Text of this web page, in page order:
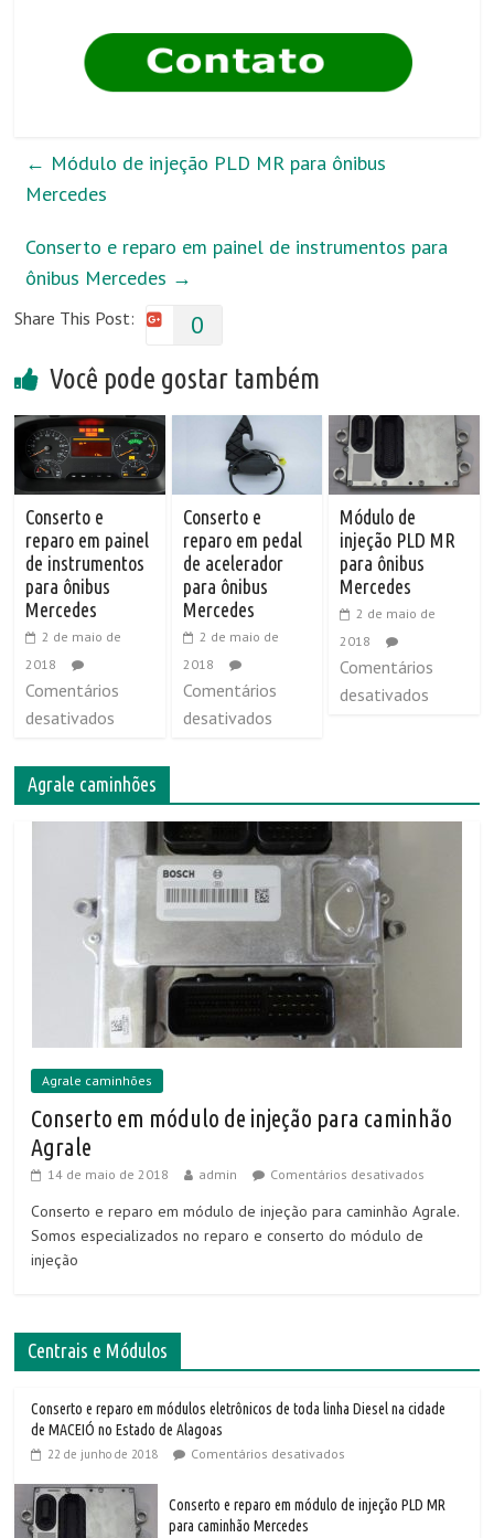
← Módulo de injeção PLD MR para ônibus
Mercedes
Conserto e reparo em painel de instrumentos para
ônibus Mercedes →
Share This Post: 0
Você pode gostar também
Conserto e
reparo em painel
de instrumentos
para ônibus
Mercedes
2 de maio de
2018
Comentários
desativados
Conserto e
reparo em pedal
de acelerador
para ônibus
Mercedes
2 de maio de
2018
Comentários
desativados
Módulo de
injeção PLD MR
para ônibus
Mercedes
2 de maio de
2018
Comentários
desativados
Agrale caminhões
Agrale caminhões
Conserto em módulo de injeção para caminhão
Agrale
14 de maio de 2018 admin Comentários desativados
Conserto e reparo em módulo de injeção para caminhão Agrale.
Somos especializados no reparo e conserto do módulo de
injeção
Centrais e Módulos
Conserto e reparo em módulos eletrônicos de toda linha Diesel na cidade
de MACEIÓ no Estado de Alagoas
22 de junho de 2018 Comentários desativados
Conserto e reparo em módulo de injeção PLD MR
para caminhão Mercedes